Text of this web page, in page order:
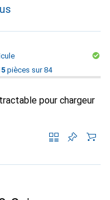
84
pièces sur 84
pour chargeur